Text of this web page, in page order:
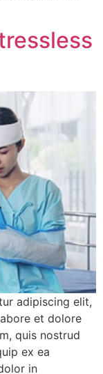
adipiscing elit,
et dolore
quis nostrud
ex ea
in